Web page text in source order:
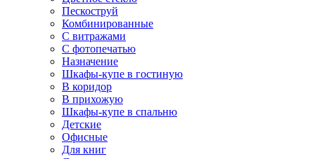
Пескоструй
Комбинированные
С витражами
С фотопечатью
Назначение
Шкафы-купе в гостиную
В коридор
В прихожую
Шкафы-купе в спальню
Детские
Офисные
Для книг